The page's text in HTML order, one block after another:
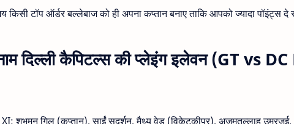
टॉप ऑर्डर बल्लेबाज को ही अपना कप्तान बनाए ताकि आपको ज्यादा पॉइंट्स
दिल्ली कैपिटल्स की प्लेइंग इलेवन (GT vs
शुभमन गिल (कप्तान), साईं सुदर्शन, मैथ्यू वेड (विकेटकीपर), अजमतुल्लाह उमरजई,